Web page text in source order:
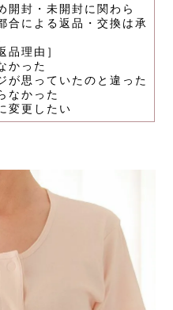
開封・未開封に関わら
合による返品・交換は承
品理由］
かった
が思っていたのと違った
なかった
変更したい